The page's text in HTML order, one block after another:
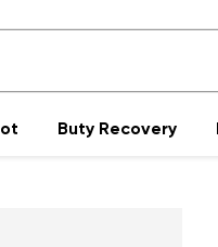
Buty Recovery